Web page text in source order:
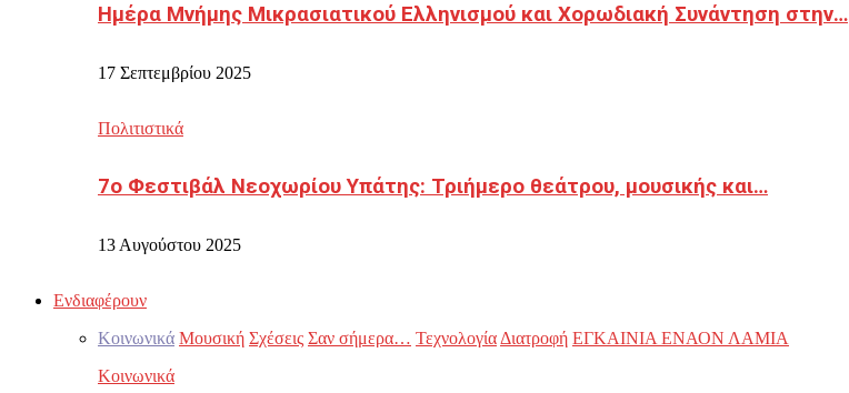
Ημέρα Μνήμης Μικρασιατικού Ελληνισμού και Χορωδιακή Συνάντηση στην…
17 Σεπτεμβρίου 2025
Πολιτιστικά
7ο Φεστιβάλ Νεοχωρίου Υπάτης: Τριήμερο θεάτρου, μουσικής και…
13 Αυγούστου 2025
Ενδιαφέρουν
Κοινωνικά Μουσική Σχέσεις Σαν σήμερα… Τεχνολογία Διατροφή ΕΓΚΑΙΝΙΑ ΕΝΑΟΝ ΛΑΜΙΑ
Κοινωνικά